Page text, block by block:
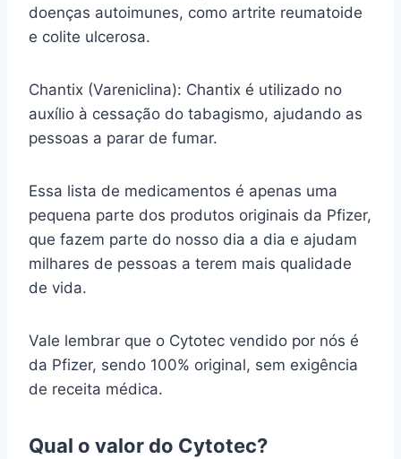
doenças autoimunes, como artrite reumatoide
e colite ulcerosa.
Chantix (Vareniclina): Chantix é utilizado no
auxílio à cessação do tabagismo, ajudando as
pessoas a parar de fumar.
Essa lista de medicamentos é apenas uma
pequena parte dos produtos originais da Pfizer,
que fazem parte do nosso dia a dia e ajudam
milhares de pessoas a terem mais qualidade
de vida.
Vale lembrar que o Cytotec vendido por nós é
da Pfizer, sendo 100% original, sem exigência
de receita médica.
Qual o valor do Cytotec?